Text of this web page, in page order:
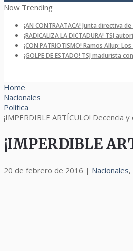
Now Trending
¡AN CONTRAATACA! Junta directiva
¡RADICALIZA LA DICTADURA! TSJ
¡CON PATRIOTISMO! Ramos Allup:
¡GOLPE DE ESTADO! TSJ madurista
Home
Nacionales
Política
¡IMPERDIBLE ARTÍCULO! Decencia
¡IMPERDIBLE
20 de febrero de 2016 | Nacionales,